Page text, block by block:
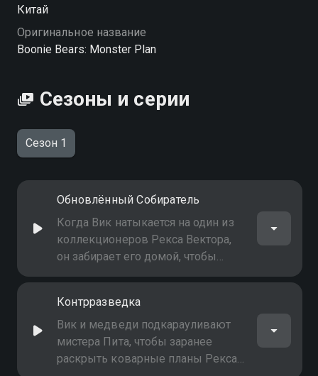
Китай
Оригинальное название
Boonie Bears: Monster Plan
Сезоны и серии
Сезон 1
Обновлённый Собиратель
Когда Вик натыкается на один из
коллекционеров Рекса Вектора,
он забирает его домой, чтобы
изучить. Вектор уверен, что Вик не
продвинутую систему
безопасности и получить доступ к
устройству
Контрразведка
Вик и медведи подкарауливают
мистера Пита, чтобы заранее
раскрыть коварные планы Рекса